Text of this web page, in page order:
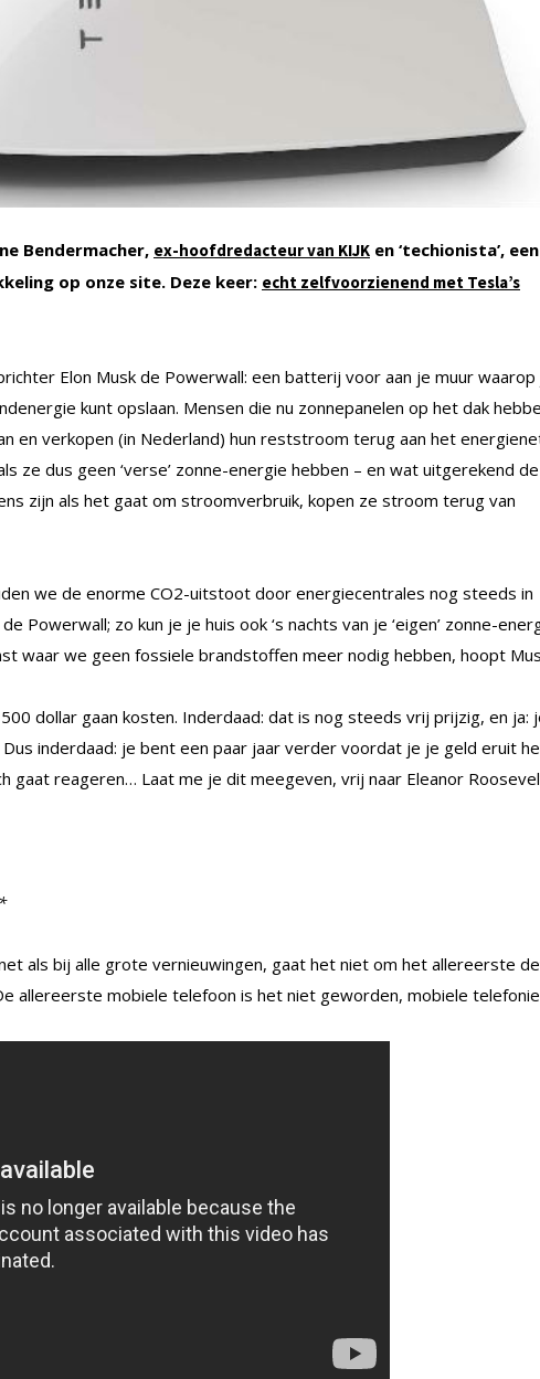
Bendermacher, ex-hoofdredacteur van KIJK en ‘techionista’, een
op onze site. Deze keer: echt zelfvoorzienend met Tesla’s
Elon Musk de Powerwall: een batterij voor aan je muur waarop
kunt opslaan. Mensen die nu zonnepanelen op het dak
en verkopen (in Nederland) hun reststroom terug aan het
ze dus geen ‘verse’ zonne-energie hebben – en wat uitgerekend de
zijn als het gaat om stroomverbruik, kopen ze stroom terug van
we de enorme CO2-uitstoot door energiecentrales nog steeds in
Powerwall; zo kun je je huis ook ‘s nachts van je ‘eigen’ zonne-
waar we geen fossiele brandstoffen meer nodig hebben, hoopt
dollar gaan kosten. Inderdaad: dat is nog steeds vrij prijzig, en ja:
inderdaad: je bent een paar jaar verder voordat je je geld eruit
gaat reageren… Laat me je dit meegeven, vrij naar Eleanor
als bij alle grote vernieuwingen, gaat het niet om het allereerste
allereerste mobiele telefoon is het niet geworden, mobiele